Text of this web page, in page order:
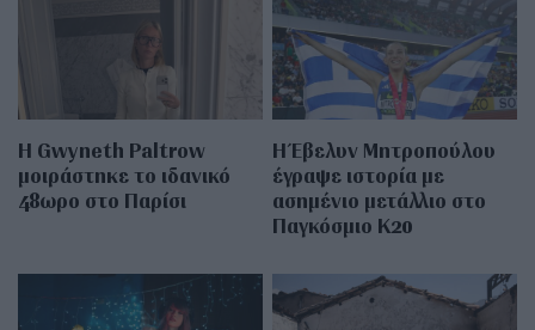
Η Gwyneth Paltrow
μοιράστηκε το ιδανικό
48ωρο στο Παρίσι
Η Έβελυν Μητροπούλου
έγραψε ιστορία με
ασημένιο μετάλλιο στο
Παγκόσμιο Κ20